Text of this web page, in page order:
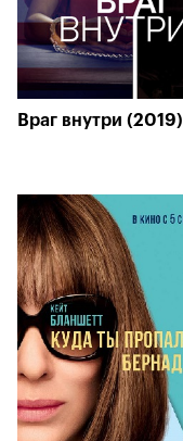
Враг внутри (2019)